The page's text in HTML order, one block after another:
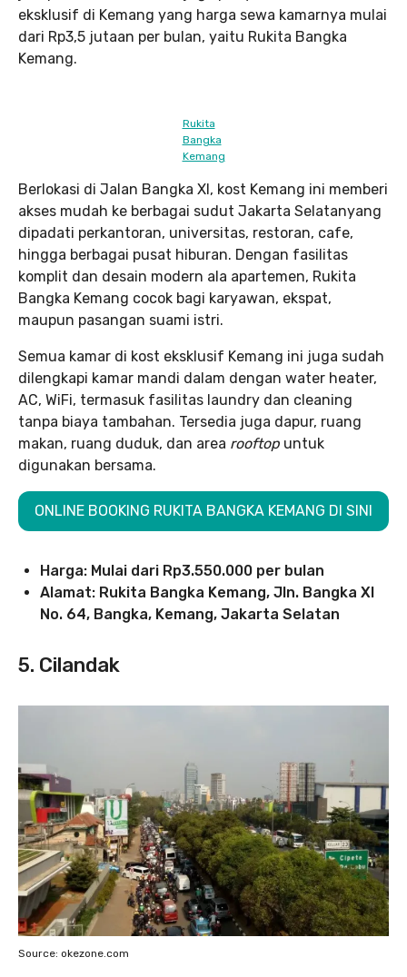
eksklusif di Kemang yang harga sewa kamarnya mulai
dari Rp3,5 jutaan per bulan, yaitu Rukita Bangka
Kemang.
Rukita
Bangka
Kemang
Berlokasi di Jalan Bangka XI, kost Kemang ini memberi
akses mudah ke berbagai sudut Jakarta Selatanyang
dipadati perkantoran, universitas, restoran, cafe,
hingga berbagai pusat hiburan. Dengan fasilitas
komplit dan desain modern ala apartemen, Rukita
Bangka Kemang cocok bagi karyawan, ekspat,
maupun pasangan suami istri.
Semua kamar di kost eksklusif Kemang ini juga sudah
dilengkapi kamar mandi dalam dengan water heater,
AC, WiFi, termasuk fasilitas laundry dan cleaning
tanpa biaya tambahan. Tersedia juga dapur, ruang
makan, ruang duduk, dan area rooftop untuk
digunakan bersama.
ONLINE BOOKING RUKITA BANGKA KEMANG DI SINI
Harga: Mulai dari Rp3.550.000 per bulan
Alamat: Rukita Bangka Kemang, Jln. Bangka XI
No. 64, Bangka, Kemang, Jakarta Selatan
5. Cilandak
Source: okezone.com